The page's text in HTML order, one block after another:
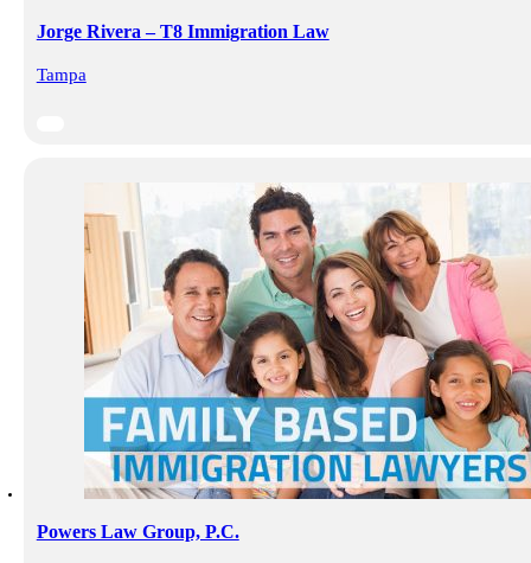
Jorge Rivera – T8 Immigration Law
Tampa
Powers Law Group, P.C.